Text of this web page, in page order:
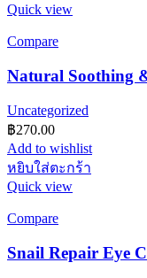
Quick view
Compare
Natural Soothing
Uncategorized
฿270.00
Add to wishlist
หยิบใส่ตะกร้า
Quick view
Compare
Snail Repair Eye